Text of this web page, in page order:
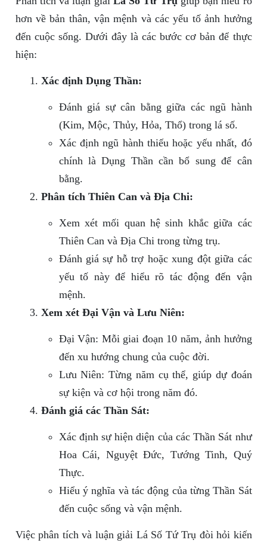
hơn về bản thân, vận mệnh và các yếu tố ảnh hưởng
đến cuộc sống. Dưới đây là các bước cơ bản để thực
hiện:
Xác định Dụng Thần:
Đánh giá sự cân bằng giữa các ngũ hành
(Kim, Mộc, Thủy, Hỏa, Thổ) trong lá số.
Xác định ngũ hành thiếu hoặc yếu nhất, đó
chính là Dụng Thần cần bổ sung để cân
bằng.
Phân tích Thiên Can và Địa Chi:
Xem xét mối quan hệ sinh khắc giữa các
Thiên Can và Địa Chi trong từng trụ.
Đánh giá sự hỗ trợ hoặc xung đột giữa các
yếu tố này để hiểu rõ tác động đến vận
mệnh.
Xem xét Đại Vận và Lưu Niên:
Đại Vận: Mỗi giai đoạn 10 năm, ảnh hưởng
đến xu hướng chung của cuộc đời.
Lưu Niên: Từng năm cụ thể, giúp dự đoán
sự kiện và cơ hội trong năm đó.
Đánh giá các Thần Sát:
Xác định sự hiện diện của các Thần Sát như
Hoa Cái, Nguyệt Đức, Tướng Tinh, Quý
Thực.
Hiểu ý nghĩa và tác động của từng Thần Sát
đến cuộc sống và vận mệnh.
Việc phân tích và luận giải Lá Số Tứ Trụ đòi hỏi kiến